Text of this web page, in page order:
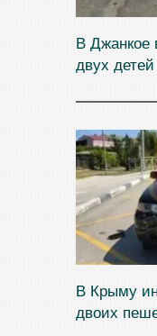
В Джанкое
двух
В Крыму
двоих